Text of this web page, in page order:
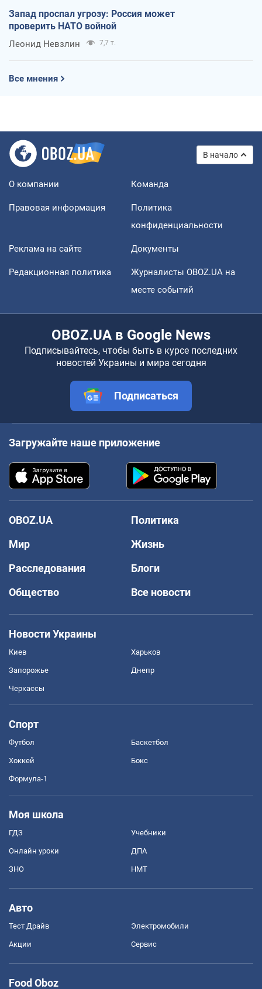
Запад проспал угрозу: Россия может
проверить НАТО войной
Леонид Невзлин 7,7 т.
Все мнения
В начало
О компании Команда
Правовая информация
Политика
конфиденциальности
Реклама на сайте Документы
Редакционная политика
Журналисты OBOZ.UA на
месте событий
OBOZ.UA в Google News
Подписывайтесь, чтобы быть в курсе последних
новостей Украины и мира сегодня
Подписаться
Загружайте наше приложение
OBOZ.UA
Политика
Мир
Жизнь
Расследования
Блоги
Общество
Все новости
Новости Украины
Киев Харьков
Запорожье Днепр
Черкассы
Спорт
Футбол Баскетбол
Хоккей Бокс
Формула-1
Моя школа
ГДЗ Учебники
Онлайн уроки ДПА
ЗНО НМТ
Авто
Тест Драйв Электромобили
Акции Сервис
Food Oboz